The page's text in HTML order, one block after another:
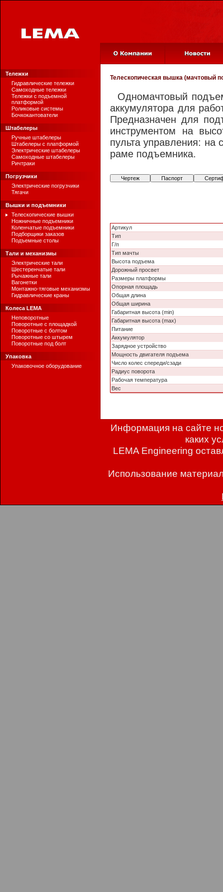
Тележки
Гидравлические тележки
Самоходные тележки
Тележки с подъемной
платформой
Роликовые системы
Бочкокантователи
Штабелеры
Ручные штабелеры
Штабелеры с платформой
Электрические штабелеры
Самоходные штабелеры
Ричтраки
Погрузчики
Электрические погрузчики
Тягачи
Вышки и подъемники
Телескопические вышки
Ножничные подъемники
Коленчатые подъемники
Подборщики заказов
Подъемные столы
Тали и механизмы
Электрические тали
Шестеренчатые тали
Рычажные тали
Вагонетки
Монтажно-тяговые механизмы
Гидравлические краны
Колеса LEMA
Неповоротные
Поворотные с площадкой
Поворотные с болтом
Поворотные со штырем
Поворотные под болт
Упаковка
Упаковочное оборудование
Телескопическая вышка (мачтовый
Одномачтовый
аккумулятора для
Предназначен для
инструментом на
пульта управления:
раме подъемника.
Чертеж Паспорт
Артикул
Тип
Г/п
Тип мачты
Высота подъема
Дорожный просвет
Размеры платформы
Опорная площадь
Общая длина
Общая ширина
Габаритная высота (min)
Габаритная высота (max)
Питание
Аккумулятор
Зарядное устройство
Мощность двигателя подъема
Число колес спереди/сзади
Радиус поворота
Рабочая температура
Вес
Информация на сайте
каких
LEMA Engineering
Использование